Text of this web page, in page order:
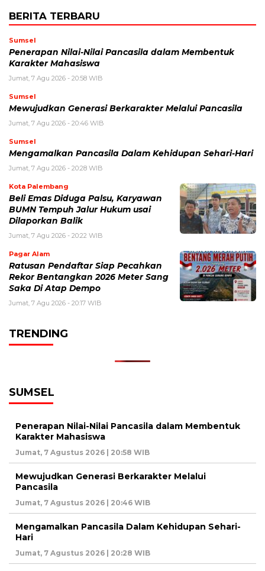
BERITA TERBARU
Sumsel
Penerapan Nilai-Nilai Pancasila dalam Membentuk
Karakter Mahasiswa
Jumat, 7 Agu 2026 - 20:58 WIB
Sumsel
Mewujudkan Generasi Berkarakter Melalui Pancasila
Jumat, 7 Agu 2026 - 20:46 WIB
Sumsel
Mengamalkan Pancasila Dalam Kehidupan Sehari-Hari
Jumat, 7 Agu 2026 - 20:28 WIB
Kota Palembang
Beli Emas Diduga Palsu, Karyawan
BUMN Tempuh Jalur Hukum usai
Dilaporkan Balik
Jumat, 7 Agu 2026 - 20:22 WIB
Pagar Alam
Ratusan Pendaftar Siap Pecahkan
Rekor Bentangkan 2026 Meter Sang
Saka Di Atap Dempo
Jumat, 7 Agu 2026 - 20:17 WIB
TRENDING
SUMSEL
Penerapan Nilai-Nilai Pancasila dalam Membentuk
Karakter Mahasiswa
Jumat, 7 Agustus 2026 | 20:58 WIB
Mewujudkan Generasi Berkarakter Melalui
Pancasila
Jumat, 7 Agustus 2026 | 20:46 WIB
Mengamalkan Pancasila Dalam Kehidupan Sehari-
Hari
Jumat, 7 Agustus 2026 | 20:28 WIB